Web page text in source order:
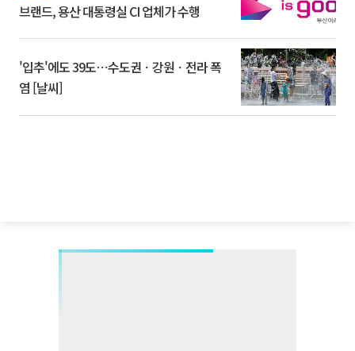
브랜드, 용산 대통령실 CI 업체가 수행
'입추'에도 39도⋯수도권ㆍ강원ㆍ전라 폭
염 [날씨]